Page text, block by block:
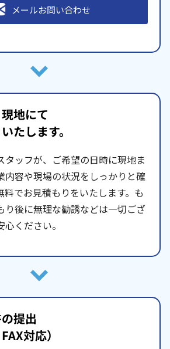
メールお問い合わせ
現地にて
たします。
タッフが、ご希望の日時に現地ま
内容や現場の状況をしっかりと確
料でお見積もりをいたします。も
り後に無理な勧誘などは一切ござ
ください。
提出
対応）